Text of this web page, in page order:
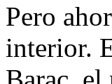
Pero
interior.